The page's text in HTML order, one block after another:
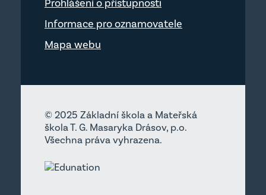
Prohlášení o přístupnosti
Informace pro oznamovatele
Mapa webu
© 2025 Základní škola a Mateřská
škola T. G. Masaryka Drásov, p.o.
Všechna práva vyhrazena.